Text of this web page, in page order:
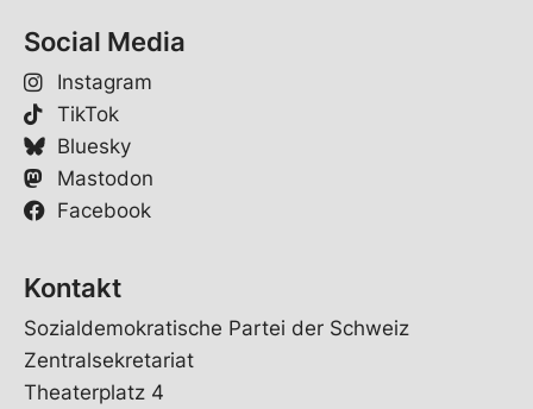
Social Media
Instagram
TikTok
Bluesky
Mastodon
Facebook
Kontakt
Sozialdemokratische Partei der Schweiz
Zentralsekretariat
Theaterplatz 4